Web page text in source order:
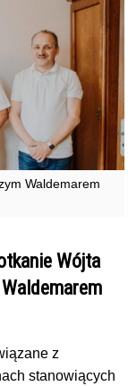
Waldemarem
Wójta
z
stanowiących